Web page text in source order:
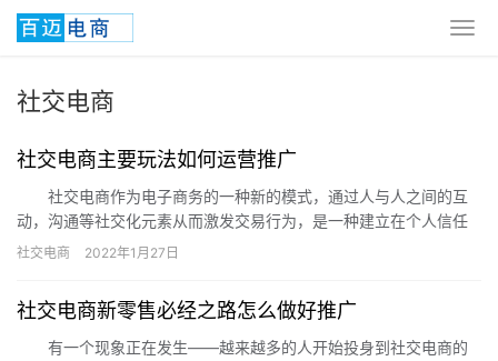
社交电商
社交电商主要玩法如何运营推广
社交电商作为电子商务的一种新的模式，通过人与人之间的互
动，沟通等社交化元素从而激发交易行为，是一种建立在个人信任
上的一种消费行为。 会员制社交电商常见的玩法就是通过购买
社交电商 2022年1月27日
社交电商新零售必经之路怎么做好推广
有一个现象正在发生——越来越多的人开始投身到社交电商的